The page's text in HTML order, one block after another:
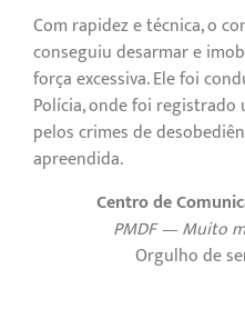
Com rapidez e técnica, o
conseguiu desarmar e
força excessiva. Ele foi
Polícia, onde foi
pelos crimes de
apreendida.
Centro de
PMDF — Muito
Orgulho de